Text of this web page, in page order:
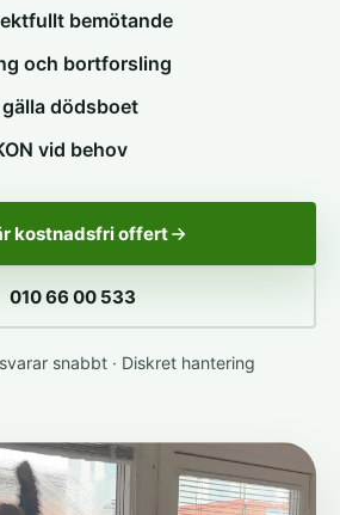
bemötande
och bortforsling
dödsboet
vid behov
kostnadsfri offert
010 66 00 533
snabbt · Diskret hantering